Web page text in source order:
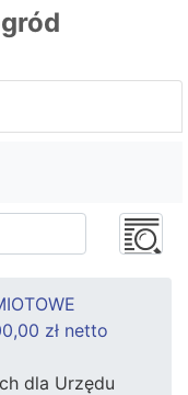
zł netto
dla Urzędu